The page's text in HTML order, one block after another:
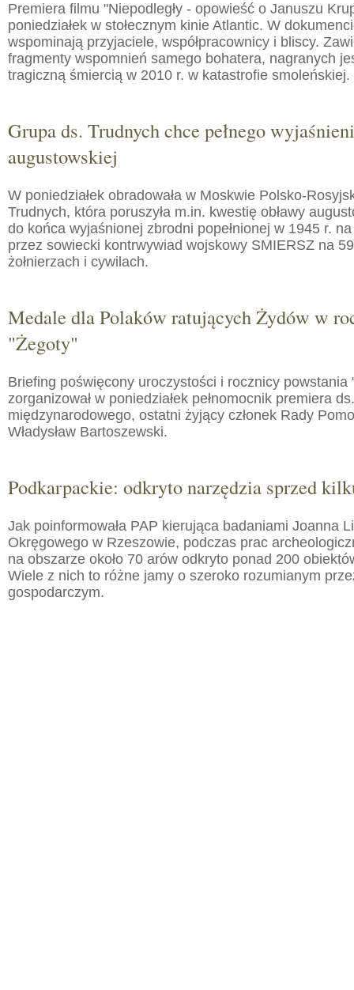
Premiera filmu "Niepodległy - opowieść o Januszu
poniedziałek w stołecznym kinie Atlantic. W
wspominają przyjaciele, współpracownicy i bliscy.
fragmenty wspomnień samego bohatera, nagranych
tragiczną śmiercią w 2010 r. w katastrofie smoleńskiej.
Grupa ds. Trudnych chce pełnego
augustowskiej
W poniedziałek obradowała w Moskwie Polsko-
Trudnych, która poruszyła m.in. kwestię obławy
do końca wyjaśnionej zbrodni popełnionej w 1945 r.
przez sowiecki kontrwywiad wojskowy SMIERSZ na
żołnierzach i cywilach.
Medale dla Polaków ratujących Żydów w
"Żegoty"
Briefing poświęcony uroczystości i rocznicy powstania
zorganizował w poniedziałek pełnomocnik premiera
międzynarodowego, ostatni żyjący członek Rady
Władysław Bartoszewski.
Podkarpackie: odkryto narzędzia sprzed
Jak poinformowała PAP kierująca badaniami Joanna
Okręgowego w Rzeszowie, podczas prac
na obszarze około 70 arów odkryto ponad 200
Wiele z nich to różne jamy o szeroko rozumianym
gospodarczym.